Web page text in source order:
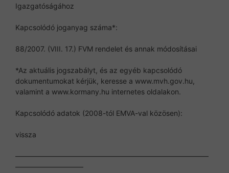
Igazgatóságához
Kapcsolódó joganyag száma*:
88/2007. (VIII. 17.) FVM rendelet és annak módosításai
*Az aktuális jogszabályt, és az egyéb kapcsolódó
dokumentumokat kérjük, keresse a www.mvh.gov.hu,
valamint a www.kormany.hu internetes oldalakon.
Kapcsolódó adatok (2008-tól EMVA-val közösen):
vissza
———————————————————————————
—————————–